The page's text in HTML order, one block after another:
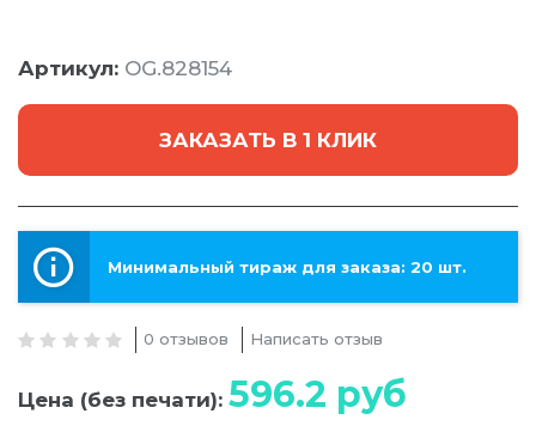
Артикул: OG.828154
ЗАКАЗАТЬ В 1 КЛИК
Минимальный тираж для заказа: 20 шт.
0 отзывов Написать отзыв
Цена (без печати): 596.2 руб